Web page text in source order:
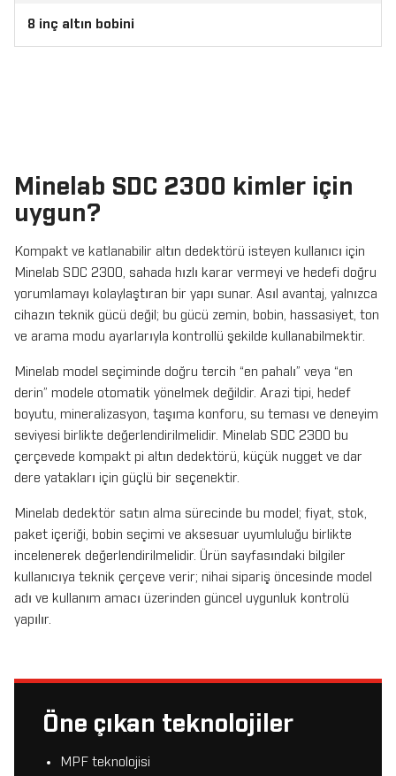
8 inç altın bobini
Minelab SDC 2300 kimler için
uygun?
Kompakt ve katlanabilir altın dedektörü isteyen kullanıcı için
Minelab SDC 2300, sahada hızlı karar vermeyi ve hedefi doğru
yorumlamayı kolaylaştıran bir yapı sunar. Asıl avantaj, yalnızca
cihazın teknik gücü değil; bu gücü zemin, bobin, hassasiyet, ton
ve arama modu ayarlarıyla kontrollü şekilde kullanabilmektir.
Minelab model seçiminde doğru tercih “en pahalı” veya “en
derin” modele otomatik yönelmek değildir. Arazi tipi, hedef
boyutu, mineralizasyon, taşıma konforu, su teması ve deneyim
seviyesi birlikte değerlendirilmelidir. Minelab SDC 2300 bu
çerçevede kompakt pi altın dedektörü, küçük nugget ve dar
dere yatakları için güçlü bir seçenektir.
Minelab dedektör satın alma sürecinde bu model; fiyat, stok,
paket içeriği, bobin seçimi ve aksesuar uyumluluğu birlikte
incelenerek değerlendirilmelidir. Ürün sayfasındaki bilgiler
kullanıcıya teknik çerçeve verir; nihai sipariş öncesinde model
adı ve kullanım amacı üzerinden güncel uygunluk kontrolü
yapılır.
Öne çıkan teknolojiler
MPF teknolojisi